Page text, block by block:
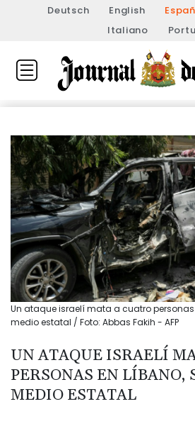
Deutsch English
Italiano
Un ataque israelí mata a cuatro personas
medio estatal / Foto: Abbas Fakih - AFP
UN ATAQUE ISRAELÍ
PERSONAS EN LÍBANO,
MEDIO ESTATAL